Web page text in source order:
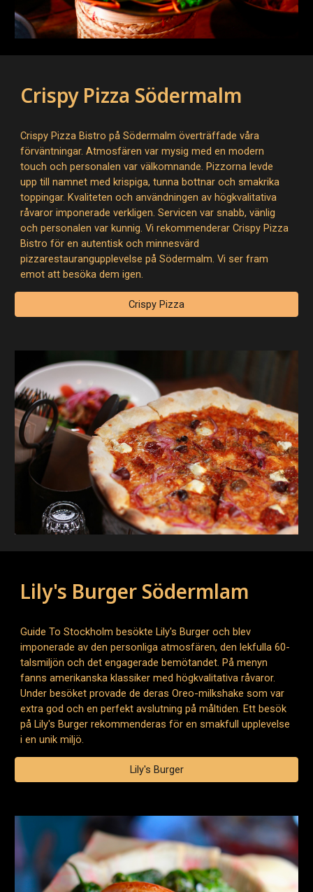
Crispy Pizza Södermalm
Crispy Pizza Bistro på Södermalm överträffade våra
förväntningar. Atmosfären var mysig med en modern
touch och personalen var välkomnande. Pizzorna levde
upp till namnet med krispiga, tunna bottnar och smakrika
toppingar. Kvaliteten och användningen av högkvalitativa
råvaror imponerade verkligen. Servicen var snabb, vänlig
och personalen var kunnig. Vi rekommenderar Crispy Pizza
Bistro för en autentisk och minnesvärd
pizzarestaurangupplevelse på Södermalm. Vi ser fram
emot att besöka dem igen.
Crispy Pizza
Lily's Burger Södermlam
Guide To Stockholm besökte Lily's Burger och blev
imponerade av den personliga atmosfären, den lekfulla 60-
talsmiljön och det engagerade bemötandet. På menyn
fanns amerikanska klassiker med högkvalitativa råvaror.
Under besöket provade de deras Oreo-milkshake som var
extra god och en perfekt avslutning på måltiden. Ett besök
på Lily's Burger rekommenderas för en smakfull upplevelse
i en unik miljö.
Lily's Burger